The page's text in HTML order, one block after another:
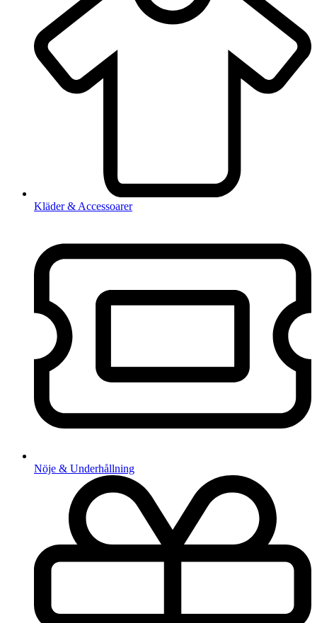
Kläder & Accessoarer
Nöje & Underhållning